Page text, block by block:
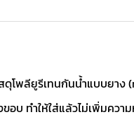
ดุโพลียูรีเทนกันน้ำแบบย
บ ทำให้ใส่แล้วไม่เพิ่มควา